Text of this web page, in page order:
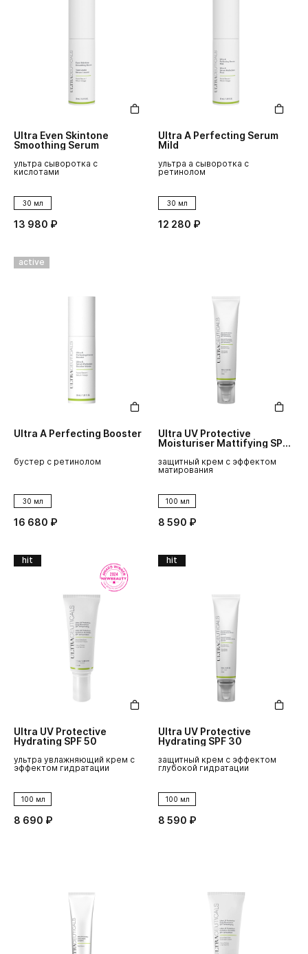
Ultra Even Skintone
Smoothing Serum
ультра сыворотка с
кислотами
30 мл
13 980 ₽
Ultra A Perfecting Serum
Mild
ультра а сыворотка с
ретинолом
30 мл
12 280 ₽
active
Ultra A Perfecting Booster
бустер с ретинолом
30 мл
16 680 ₽
Ultra UV Protective
Moisturiser Mattifying SPF
защитный крем с эффектом
матирования
100 мл
8 590 ₽
hit
Ultra UV Protective
Hydrating SPF 50
ультра увлажняющий крем с
эффектом гидратации
100 мл
8 690 ₽
hit
Ultra UV Protective
Hydrating SPF 30
защитный крем с эффектом
глубокой гидратации
100 мл
8 590 ₽